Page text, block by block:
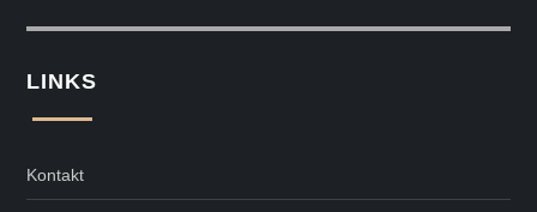
LINKS
Kontakt